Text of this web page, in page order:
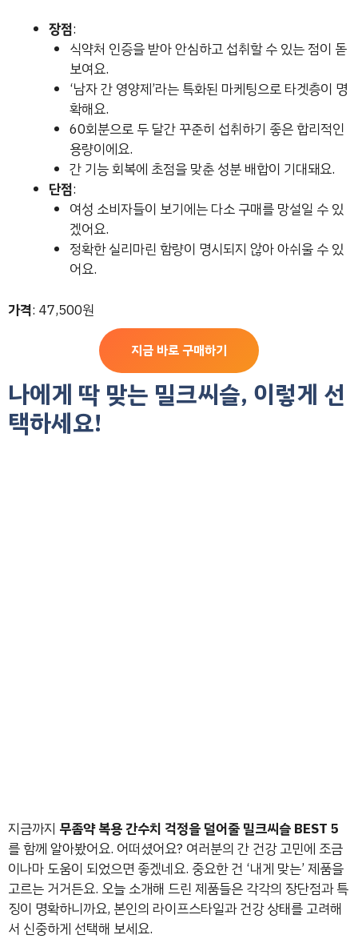
장점:
식약처 인증을 받아 안심하고 섭취할 수 있는 점이 돋
보여요.
‘남자 간 영양제’라는 특화된 마케팅으로 타겟층이 명
확해요.
60회분으로 두 달간 꾸준히 섭취하기 좋은 합리적인
용량이에요.
간 기능 회복에 초점을 맞춘 성분 배합이 기대돼요.
단점:
여성 소비자들이 보기에는 다소 구매를 망설일 수 있
겠어요.
정확한 실리마린 함량이 명시되지 않아 아쉬울 수 있
어요.
가격: 47,500원
지금 바로 구매하기
나에게 딱 맞는 밀크씨슬, 이렇게 선
택하세요!
지금까지 무좀약 복용 간수치 걱정을 덜어줄 밀크씨슬 BEST 5
를 함께 알아봤어요. 어떠셨어요? 여러분의 간 건강 고민에 조금
이나마 도움이 되었으면 좋겠네요. 중요한 건 ‘내게 맞는’ 제품을
고르는 거거든요. 오늘 소개해 드린 제품들은 각각의 장단점과 특
징이 명확하니까요, 본인의 라이프스타일과 건강 상태를 고려해
서 신중하게 선택해 보세요.